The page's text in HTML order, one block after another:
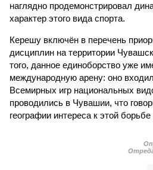
наглядно продемонстрировал
характер этого вида спорта.
Керешу включён в перечень
дисциплин на территории
того, данное единоборство уже
международную арену: оно
Всемирных игр национальных
проводились в Чувашии, что
географии интереса к этой